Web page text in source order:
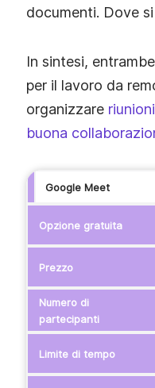
documenti. Dove
In sintesi,
per il lavoro da
organizzare
buona
Google Meet
Opzione gratuita
Prezzo
Numero di
partecipanti
Limite di tempo